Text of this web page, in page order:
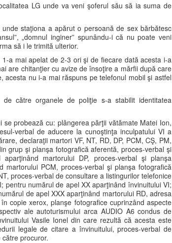
LG unde va veni şoferul său să ia suma de
staţiona a apărut o persoană de sex bărbătesc
„domnul inginer” spunându-i că nu poate veni
să i le trimită ulterior.
a mai apelat de 2-3 ori şi de fiecare dată acesta i-a
are chitanţier cu avize de însoţire a mărfii după care
nu i-a mai răspuns pe telefonul mobil şi astfel
către organele de poliţie s-a stabilit identitatea
probează cu: plângerea părţii vătămate Matei Ion,
verbal de aducere la cunoştinţa inculpatului VI a
declaraţii martori VF, NT, RD, DP, PCM, CŞ, PM,
grup şi planşa fotografică aferentă, proces-verbal şi
martorului DP, proces-verbal şi planşa
martorului PCM, proces-verbal şi planşa fotografică
proces-verbal de consultare a listingurilor telefonice
numărul de apel XX aparţinând învinuitului VI;
de apel XXX aparţinând martorului RD, adresa
copie xerox, planşe fotografice cuprinzând aspecte
ale autoturismului arca AUDIO A6 condus de
Vasile Ionel din care rezultă că acesta este
legale de citare a învinuitului, proces-verbal de
procuror.